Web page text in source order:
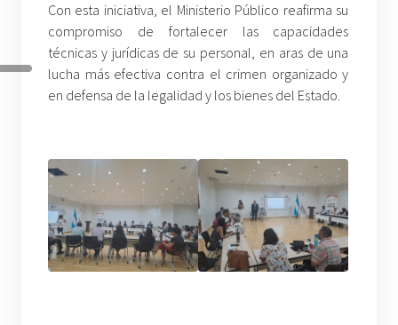
Con esta iniciativa, el Ministerio Público reafirma su
compromiso de fortalecer las capacidades
técnicas y jurídicas de su personal, en aras de una
lucha más efectiva contra el crimen organizado y
en defensa de la legalidad y los bienes del Estado.